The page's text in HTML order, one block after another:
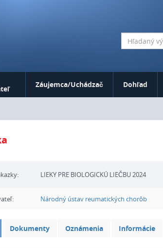
Záujemca/Uchádzač Dohľad
LIEKY PRE BIOLOGICKÚ LIEČBU 2024
Národný ústav reumatických chorôb
Dokumenty Oznámenia Informácie